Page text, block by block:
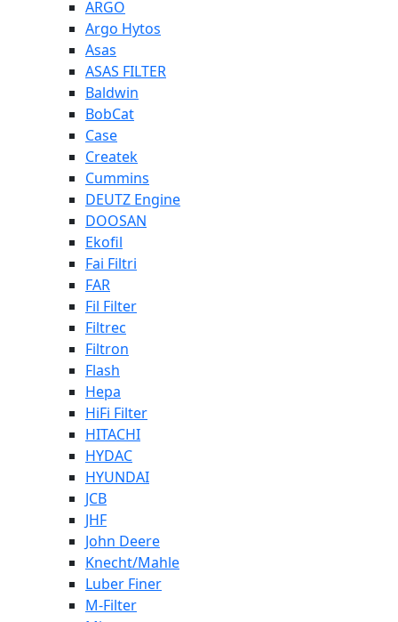
ARGO
Argo Hytos
Asas
ASAS FILTER
Baldwin
BobCat
Case
Createk
Cummins
DEUTZ Engine
DOOSAN
Ekofil
Fai Filtri
FAR
Fil Filter
Filtrec
Filtron
Flash
Hepa
HiFi Filter
HITACHI
HYDAC
HYUNDAI
JCB
JHF
John Deere
Knecht/Mahle
Luber Finer
M-Filter